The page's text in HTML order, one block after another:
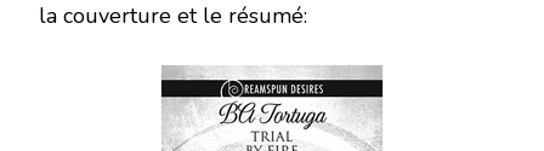
la couverture et le résumé: